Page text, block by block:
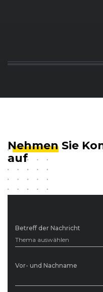
Betreff der Nachricht
Thema auswählen
Vor- und Nachname
Nehmen Sie
auf